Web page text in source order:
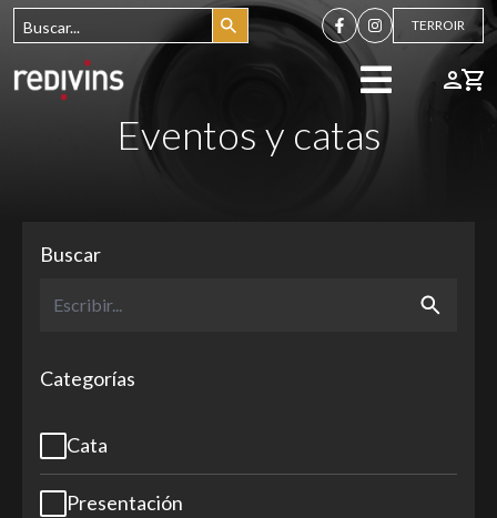
TERROIR
Eventos y catas
Buscar
Categorías
Cata
Presentación